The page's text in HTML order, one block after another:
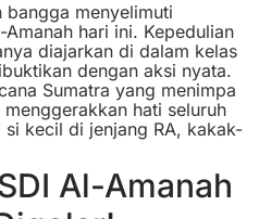
bangga menyelimuti
hari ini. Kepedulian
diajarkan di dalam kelas
dengan aksi nyata.
Sumatra yang menimpa
hati seluruh
kecil di jenjang RA, kakak-
Al-Amanah